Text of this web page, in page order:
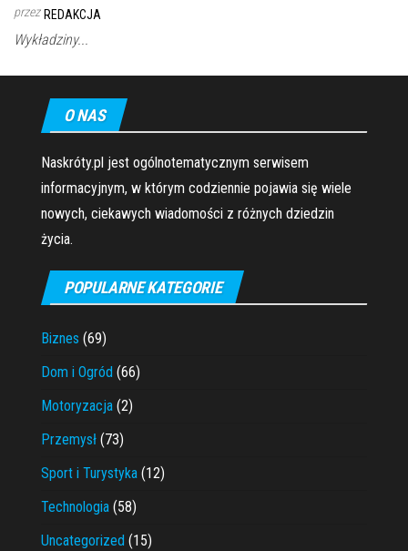
przez REDAKCJA
Wykładziny...
O NAS
Naskróty.pl jest ogólnotematycznym serwisem
informacyjnym, w którym codziennie pojawia się wiele
nowych, ciekawych wiadomości z różnych dziedzin
życia.
POPULARNE KATEGORIE
Biznes (69)
Dom i Ogród (66)
Motoryzacja (2)
Przemysł (73)
Sport i Turystyka (12)
Technologia (58)
Uncategorized (15)